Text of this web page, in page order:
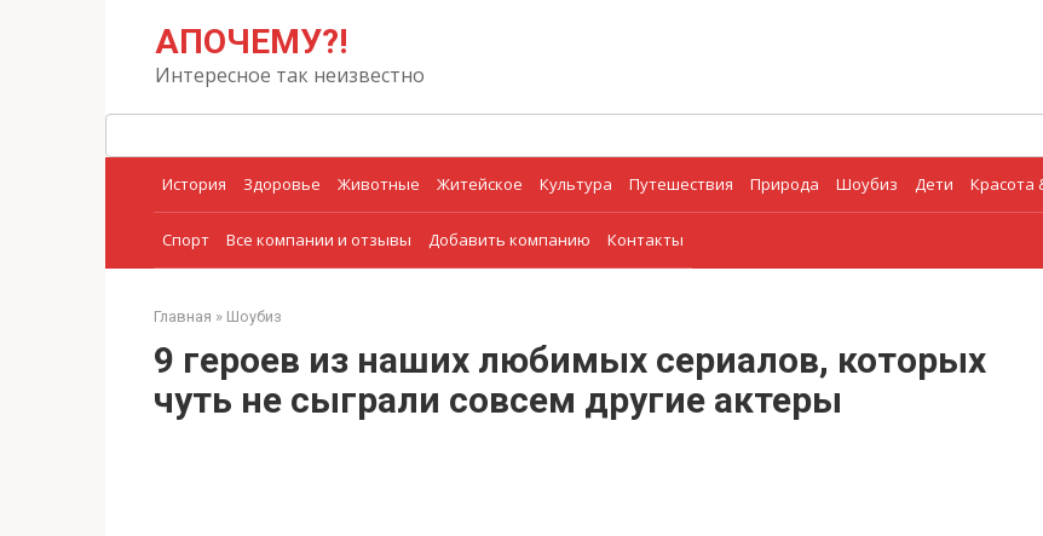
АПОЧЕМУ?!
Интересное так неизвестно
История Здоровье Животные Житейское Культура Путешествия Природа Шоубиз Дети Красота
Спорт Все компании и отзывы Добавить компанию Контакты
Главная » Шоубиз
9 героев из наших любимых сериалов, которых
чуть не сыграли совсем другие актеры